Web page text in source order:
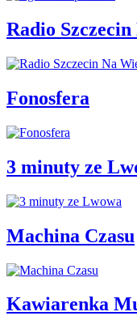
Radio
Fonosfera
3 minuty ze
Machina Czasu
Kawiarenka